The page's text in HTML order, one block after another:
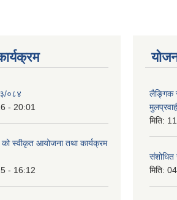
०८४
- 20:01
स्वीकृत आयोजना तथा कार्यक्रम
- 16:12
लैङ्गिक
मिति:
संशोधित
मिति: